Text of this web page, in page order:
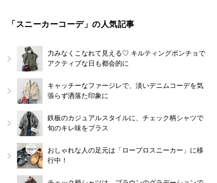
「スニーカーコーデ」の人気記事
力みなくこなれて見える♡ キルティングポンチョで
アクティブな日も都会的に
キャッチーなファージレで、淡いデニムコーデを気
張らず洒落た印象に
鉄板のカジュアルスタイルに、チェック柄シャツで
旬のキレ味をプラス
おしゃれな人の足元は「ロープロスニーカー」に移
行中！